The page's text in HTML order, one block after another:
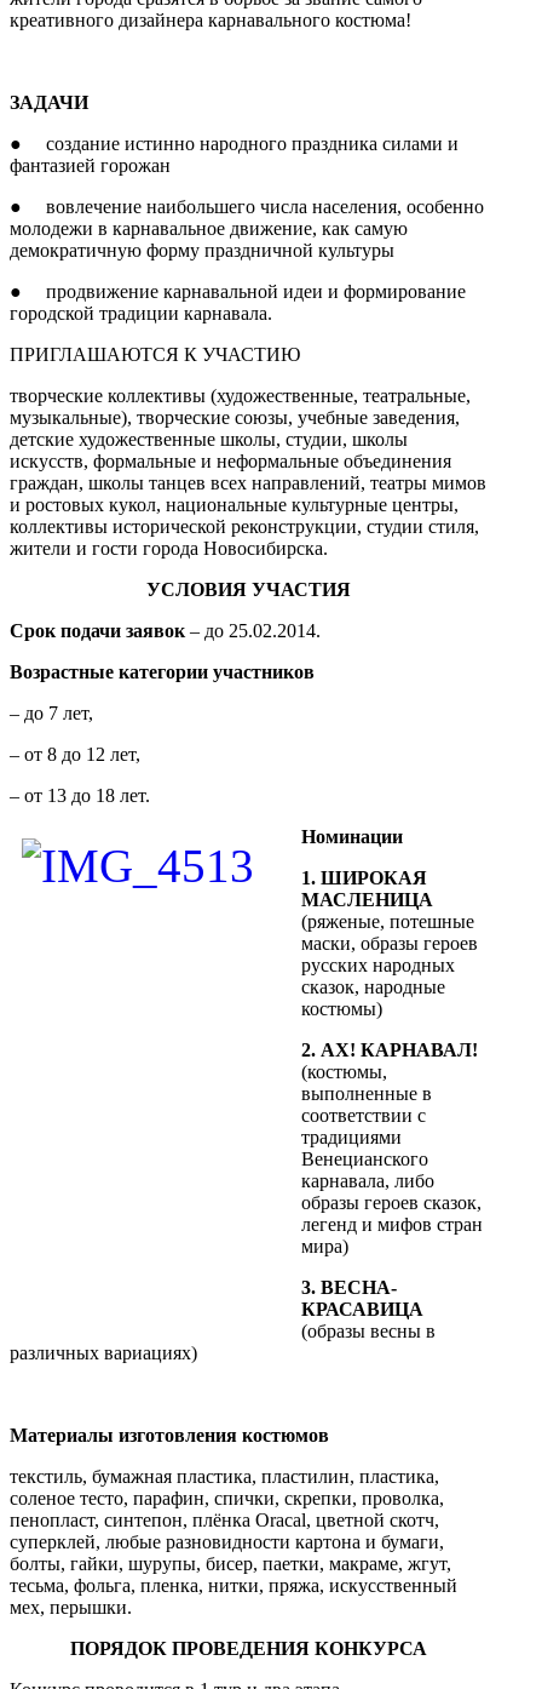
креативного дизайнера карнавального костюма!
ЗАДАЧИ
● создание истинно народного праздника силами и
фантазией горожан
● вовлечение наибольшего числа населения, особенно
молодежи в карнавальное движение, как самую
демократичную форму праздничной культуры
● продвижение карнавальной идеи и формирование
городской традиции карнавала.
ПРИГЛАШАЮТСЯ К УЧАСТИЮ
творческие коллективы (художественные, театральные,
музыкальные), творческие союзы, учебные заведения,
детские художественные школы, студии, школы
искусств, формальные и неформальные объединения
граждан, школы танцев всех направлений, театры мимов
и ростовых кукол, национальные культурные центры,
коллективы исторической реконструкции, студии стиля,
жители и гости города Новосибирска.
УСЛОВИЯ УЧАСТИЯ
Срок подачи заявок – до 25.02.2014.
Возрастные категории участников
– до 7 лет,
– от 8 до 12 лет,
– от 13 до 18 лет.
Номинации
1. ШИРОКАЯ
МАСЛЕНИЦА
(ряженые, потешные
маски, образы героев
русских народных
сказок, народные
костюмы)
2. АХ! КАРНАВАЛ!
(костюмы,
выполненные в
соответствии с
традициями
Венецианского
карнавала, либо
образы героев сказок,
легенд и мифов стран
мира)
3. ВЕСНА-
КРАСАВИЦА
(образы весны в
различных вариациях)
Материалы изготовления костюмов
текстиль, бумажная пластика, пластилин, пластика,
соленое тесто, парафин, спички, скрепки, проволка,
пенопласт, синтепон, плёнка Oracal, цветной скотч,
суперклей, любые разновидности картона и бумаги,
болты, гайки, шурупы, бисер, паетки, макраме, жгут,
тесьма, фольга, пленка, нитки, пряжа, искусственный
мех, перышки.
ПОРЯДОК ПРОВЕДЕНИЯ КОНКУРСА